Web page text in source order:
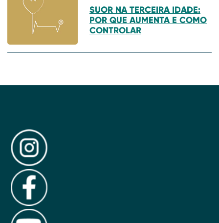
SUOR NA TERCEIRA IDADE:
POR QUE AUMENTA E COMO
CONTROLAR